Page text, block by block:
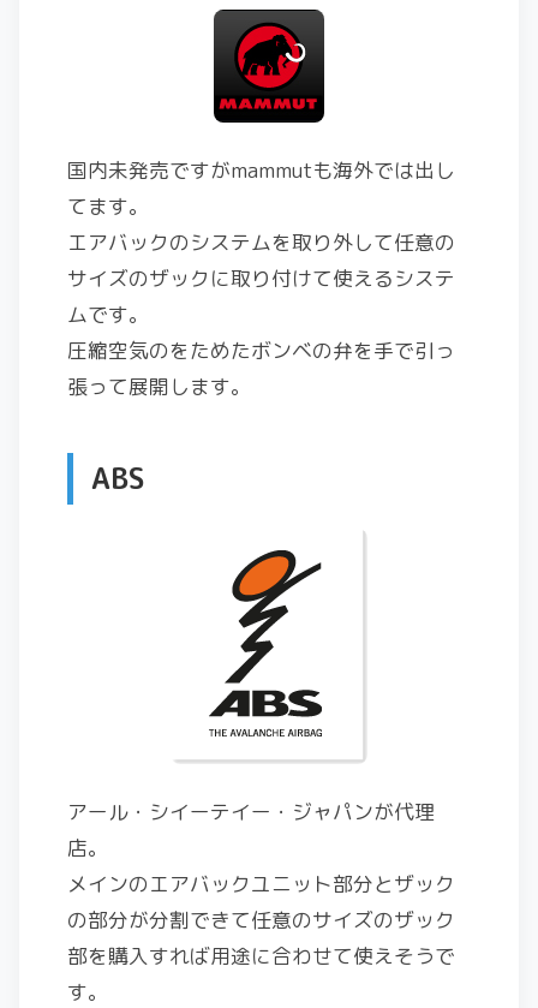
国内未発売ですがmammutも海外では出し
てます。
エアバックのシステムを取り外して任意の
サイズのザックに取り付けて使えるシステ
ムです。
圧縮空気のをためたボンベの弁を手で引っ
張って展開します。
ABS
アール・シイーテイー・ジャパンが代理
店。
メインのエアバックユニット部分とザック
の部分が分割できて任意のサイズのザック
部を購入すれば用途に合わせて使えそうで
す。